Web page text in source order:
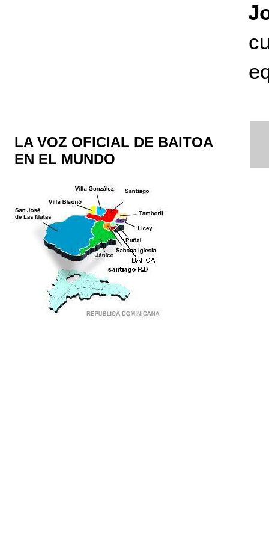
LA VOZ OFICIAL DE BAITOA
EN EL MUNDO